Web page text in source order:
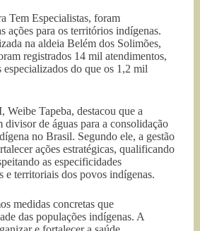
Tem Especialistas, foram
ações para os territórios indígenas.
na aldeia Belém dos Solimões,
registrados 14 mil atendimentos,
especializados do que os 1,2 mil
Weibe Tapeba, destacou que a
divisor de águas para a consolidação
no Brasil. Segundo ele, a gestão
ações estratégicas, qualificando
as especificidades
e territoriais dos povos indígenas.
medidas concretas que
das populações indígenas. A